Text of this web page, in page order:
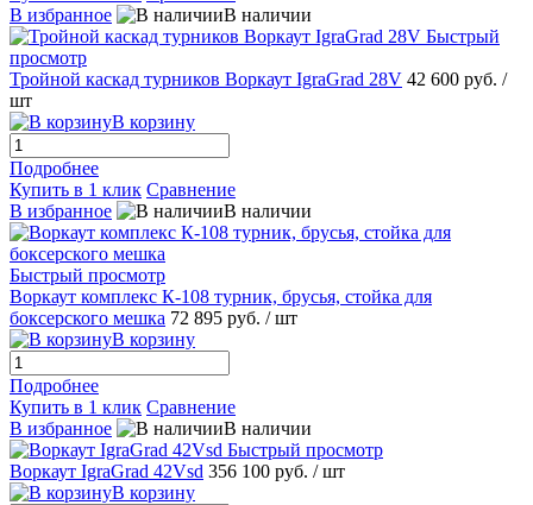
В избранное
В наличии
Быстрый
просмотр
Тройной каскад турников Воркаут IgraGrad 28V 42 600 руб. /
шт
В корзину
Подробнее
Купить в 1 клик Сравнение
В избранное
В наличии
Быстрый просмотр
Воркаут комплекс К-108 турник, брусья, стойка для
боксерского мешка 72 895 руб. / шт
В корзину
Подробнее
Купить в 1 клик Сравнение
В избранное
В наличии
Быстрый просмотр
Воркаут IgraGrad 42Vsd 356 100 руб. / шт
В корзину